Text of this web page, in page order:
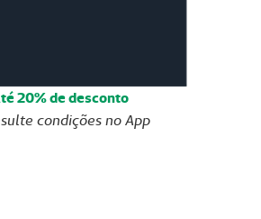
20% de desconto
condições no App